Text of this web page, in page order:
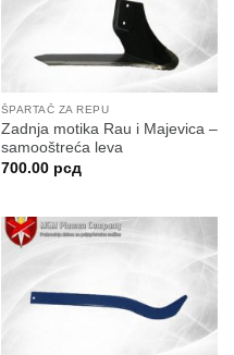
ŠPARTAČ ZA REPU
Zadnja motika Rau i Majevica –
samooštreća leva
700.00 рсд